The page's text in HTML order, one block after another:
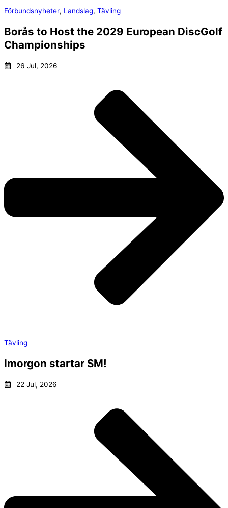
Förbundsnyheter, Landslag, Tävling
Borås to Host the 2029 European DiscGolf
Championships
26 Jul, 2026
Tävling
Imorgon startar SM!
22 Jul, 2026